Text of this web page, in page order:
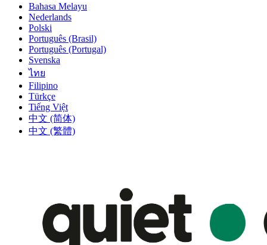
Bahasa Melayu
Nederlands
Polski
Português (Brasil)
Português (Portugal)
Svenska
ไทย
Filipino
Türkçe
Tiếng Việt
中文 (简体)
中文 (繁體)